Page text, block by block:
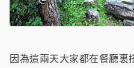
因為這兩天大家都在餐廳裏